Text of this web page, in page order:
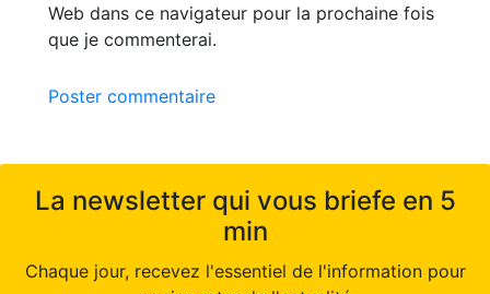
Web dans ce navigateur pour la prochaine fois
que je commenterai.
Poster commentaire
La newsletter qui vous briefe en 5
min
Chaque jour, recevez l'essentiel de l'information pour